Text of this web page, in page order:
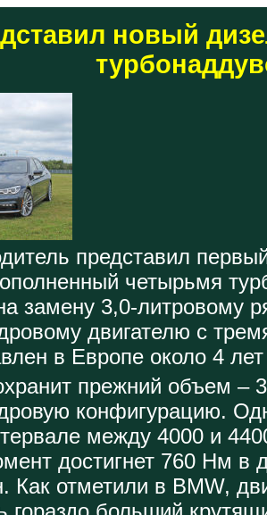
новый
представил
четырьмя
замену 3,0-литровому
двигателю с
в Европе около 4
прежний объем –
конфигурацию.
между 4000 и
достигнет 760 Нм в
Как отметили в BMW,